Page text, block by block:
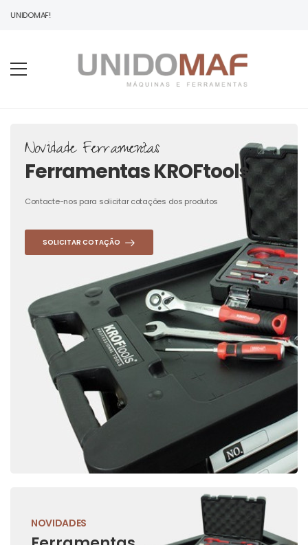
UNIDOMAF!
Novidade Ferramentas
Ferramentas KROFtools
Contacte-nos para solicitar cotações dos produtos
SOLICITAR COTAÇÃO
NOVIDADES